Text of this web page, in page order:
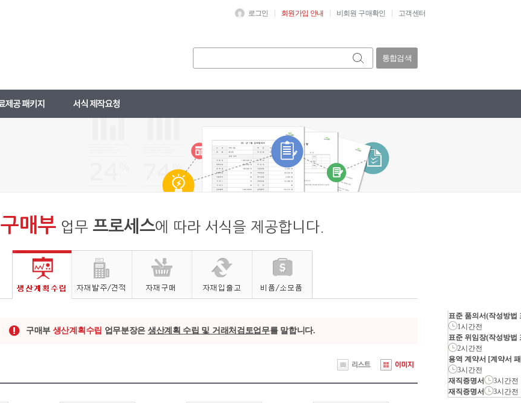
로그인 회원가입 안내 비회원 구매확인 고객센터
통합검색
구매부 업무 프로세스에 따라 서식을 제공합니다.
구매부 생산계획수립 업무분장은 생산계획 수립 및 거래처검토업무를 말합니다.
표준 품의서(작성방법
1시간전
표준 위임장(작성방법
2시간전
용역 계약서 [계약서
3시간전
재직증명서
3시간전
재직증명서
3시간전